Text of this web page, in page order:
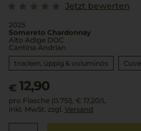
Jetzt bewerten
2025
Somereto Chardonnay
Alto Adige DOC
Cantina Andrian
trocken, üppig & voluminös
€ 12,90
pro Flasche (0.75l), € 17,20/L
inkl. MwSt. zzgl. Versand